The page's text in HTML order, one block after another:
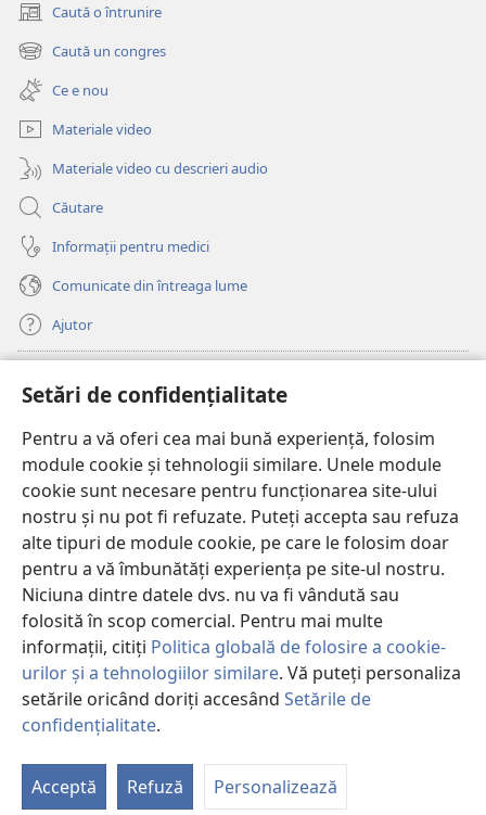
Setări de confidențialitate
Pentru a vă oferi cea mai bună experiență, folosim
module cookie și tehnologii similare. Unele module
cookie sunt necesare pentru funcționarea site-ului
nostru și nu pot fi refuzate. Puteți accepta sau refuza
alte tipuri de module cookie, pe care le folosim doar
pentru a vă îmbunătăți experiența pe site-ul nostru.
Niciuna dintre datele dvs. nu va fi vândută sau
folosită în scop comercial. Pentru mai multe
informații, citiți Politica globală de folosire a cookie-
urilor și a tehnologiilor similare. Vă puteți personaliza
setările oricând doriți accesând Setările de
confidențialitate.
Acceptă Refuză Personalizează
Caută o întrunire
(se
deschide
o
fereastră
nouă)
Caută un congres
(se
deschide
o
fereastră
nouă)
Ce e nou
Materiale video
Materiale video cu descrieri audio
Căutare
Informații pentru medici
Comunicate din întreaga lume
Ajutor
(se
deschide
o
fereastră
nouă)
Watchtower – BIBLIOTECĂ ONLINE™
(se
deschide
o
fereastră
nouă)
JW Hub ®
(se
deschide
o
fereastră
nouă)
JW Library®
Watchtower Library
Copyright© 2026 Watch Tower Bible and Tract Society of Pennsylvania.
CONDIȚII DE UTILIZARE